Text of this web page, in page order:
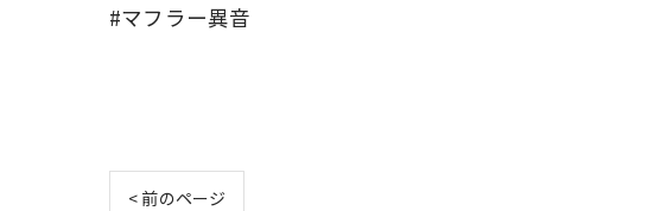
#マフラー異音
< 前のページ